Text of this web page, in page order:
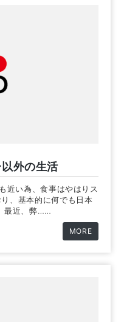
外の生活
近い為、食事はやはりス
、基本的に何でも日本
最近、弊……
MORE